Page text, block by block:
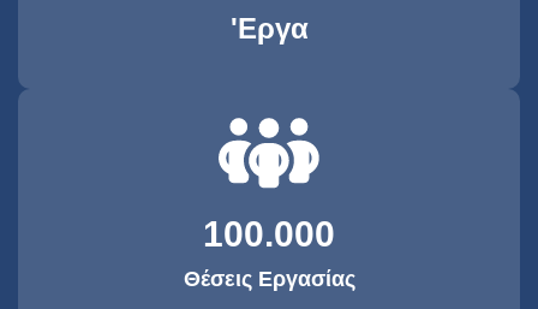
'Εργα
Θέσεις Εργασίας
100.000